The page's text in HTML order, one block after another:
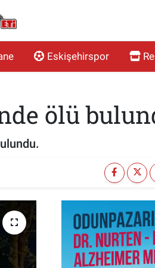
Eskişehirspor
ölü